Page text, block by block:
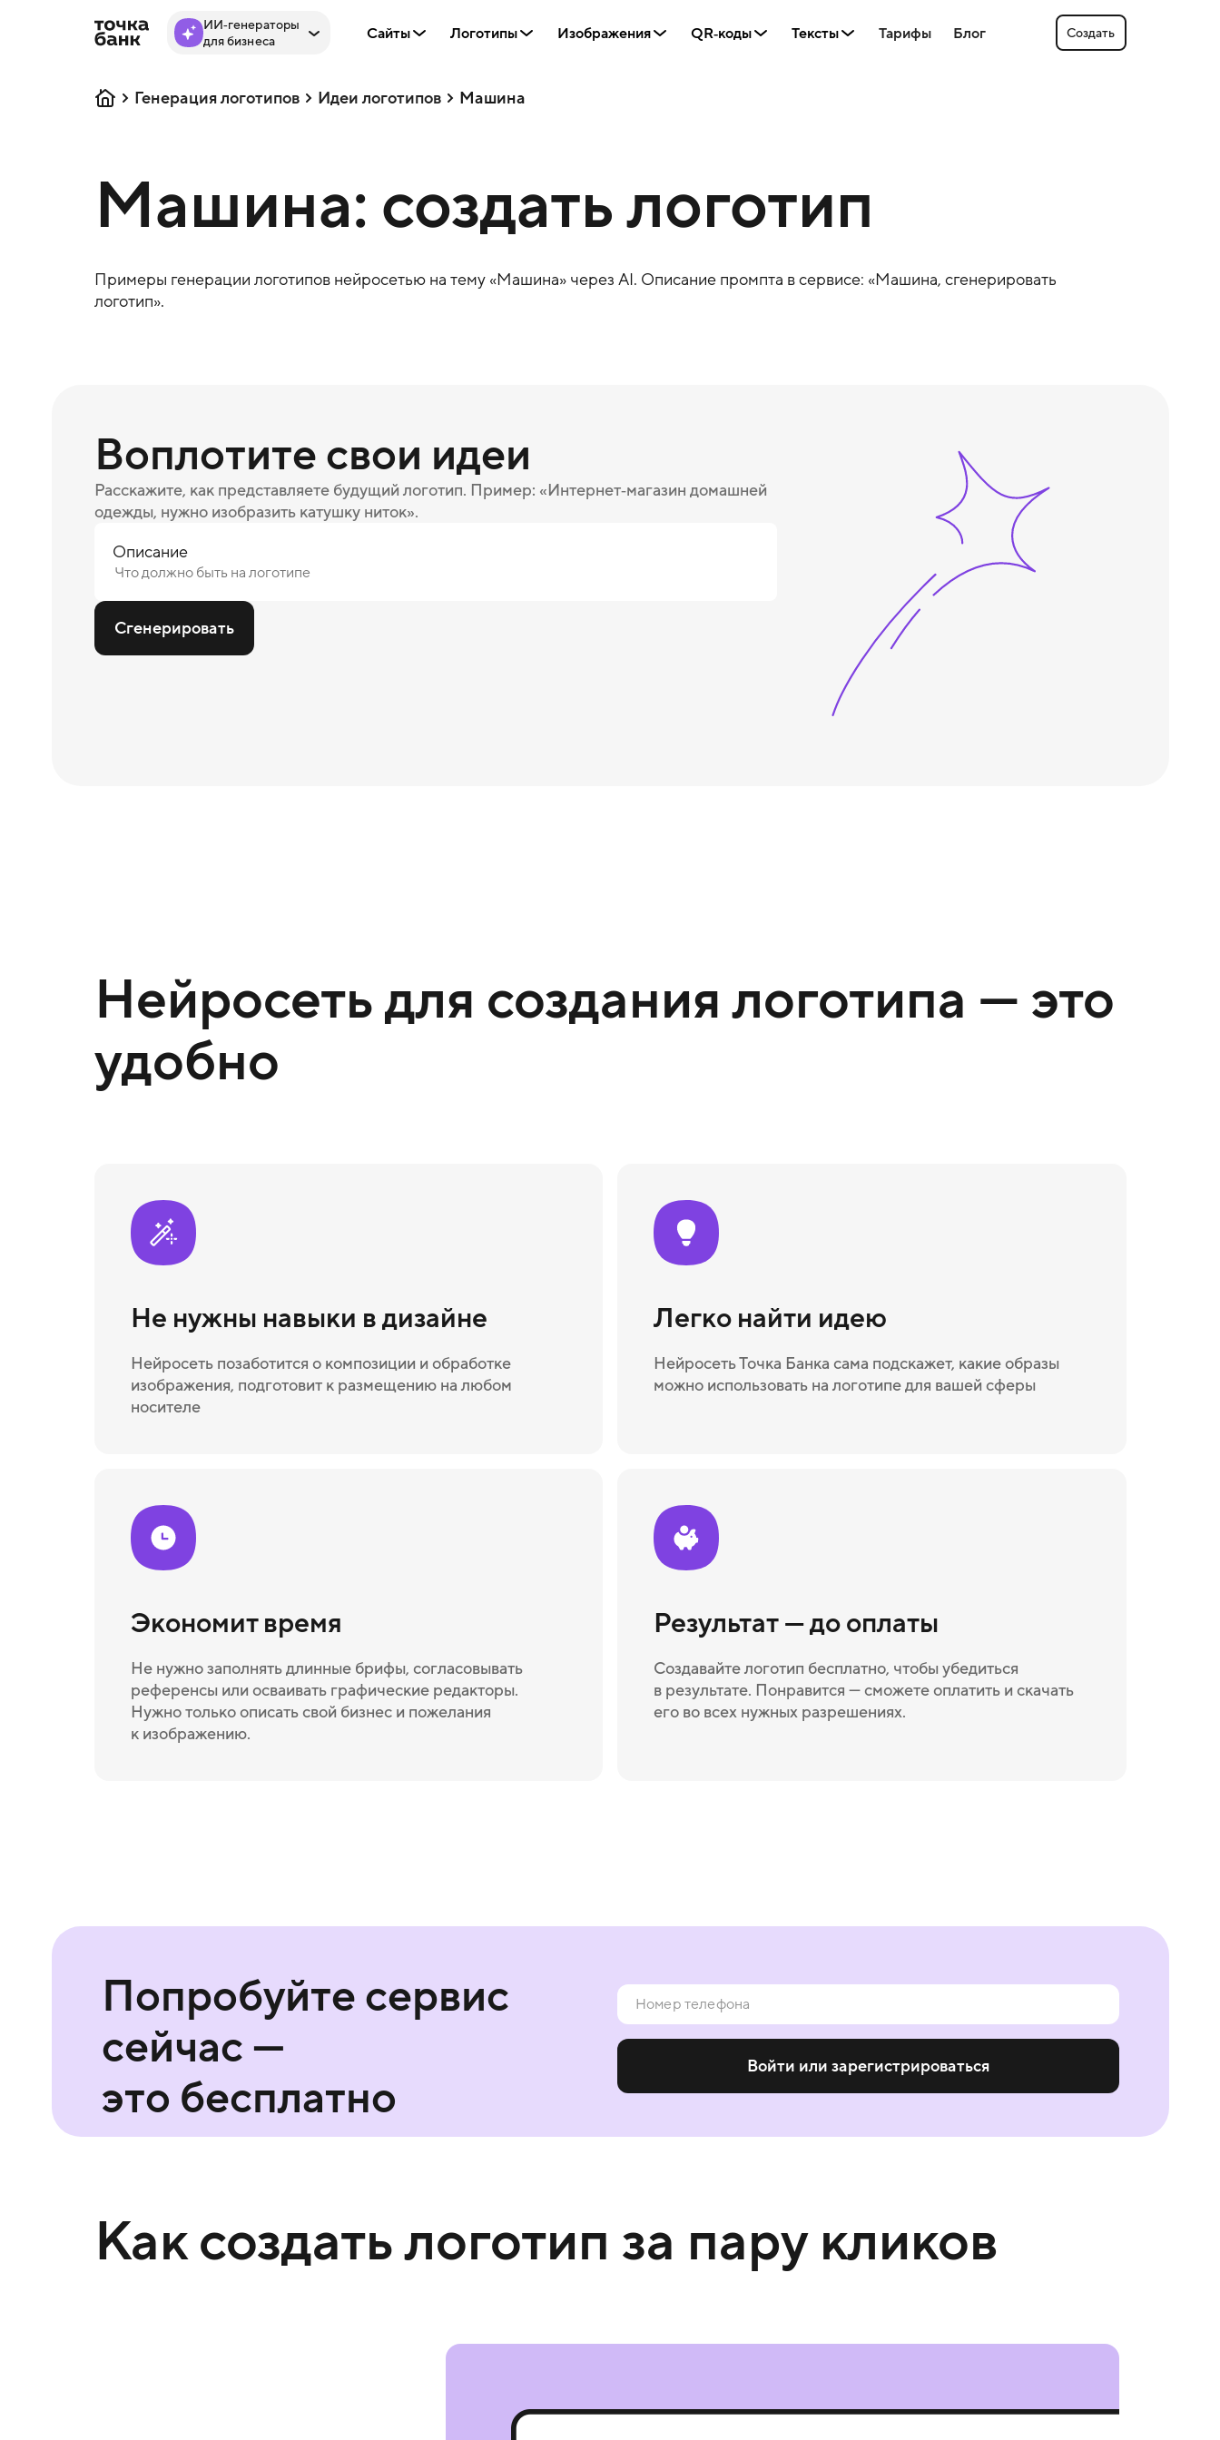
ИИ‑генераторы
для бизнеса
Сайты Логотипы Изображения QR‑коды Тексты Тарифы Блог Создать
Генерация логотипов Идеи логотипов Машина
Машина: создать логотип
Примеры генерации логотипов нейросетью на тему «Машина» через AI. Описание промпта в сервисе: «Машина, сгенерировать
логотип».
Воплотите свои идеи
Расскажите, как представляете будущий логотип. Пример: «Интернет‑магазин домашней
одежды, нужно изобразить катушку ниток».
Описание
Сгенерировать
Нейросеть для создания логотипа — это
удобно
Не нужны навыки в дизайне
Нейросеть позаботится о композиции и обработке
изображения, подготовит к размещению на любом
носителе
Легко найти идею
Нейросеть Точка Банка сама подскажет, какие образы
можно использовать на логотипе для вашей сферы
Экономит время
Не нужно заполнять длинные брифы, согласовывать
референсы или осваивать графические редакторы.
Нужно только описать свой бизнес и пожелания
к изображению.
Результат — до оплаты
Создавайте логотип бесплатно, чтобы убедиться
в результате. Понравится — сможете оплатить и скачать
его во всех нужных разрешениях.
Попробуйте сервис
сейчас —
это бесплатно
Войти или зарегистрироваться
Как создать логотип за пару кликов